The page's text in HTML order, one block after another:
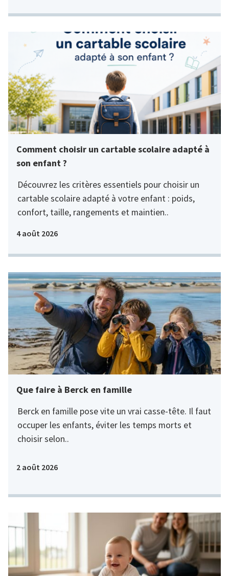
Comment choisir un cartable scolaire adapté à
son enfant ?
Découvrez les critères essentiels pour choisir un
cartable scolaire adapté à votre enfant : poids,
confort, taille, rangements et maintien..
4 août 2026
Que faire à Berck en famille
Berck en famille pose vite un vrai casse-tête. Il faut
occuper les enfants, éviter les temps morts et
choisir selon..
2 août 2026